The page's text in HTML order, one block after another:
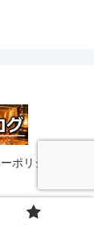
ポリシー